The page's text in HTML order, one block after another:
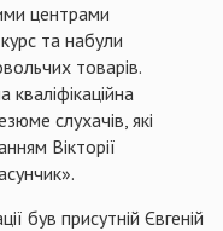
центрами
та набули
товарів.
слухачів, які
Вікторії
був присутній Євгеній